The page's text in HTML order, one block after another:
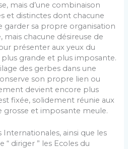
mais d’une combinaison
et distinctes dont chacune
garder sa propre organisation
chacune désireuse de
présenter aux yeux du
grande et plus imposante.
des gerbes dans une
son propre lien ou
devient encore plus
fixée, solidement réunie aux
grosse et imposante meule.
Internationales, ainsi que les
diriger ” les Ecoles du